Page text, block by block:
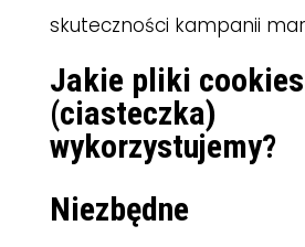
skuteczności kampanii
Jakie pliki cookies
(ciasteczka)
wykorzystujemy?
Niezbędne